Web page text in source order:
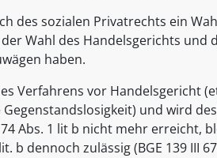
des sozialen Privatrechts ein
Wahl des Handelsgerichts und
haben.
Verfahrens vor Handelsgericht
und wird
Abs. 1 lit b nicht mehr erreicht,
b dennoch zulässig (BGE 139 III 67